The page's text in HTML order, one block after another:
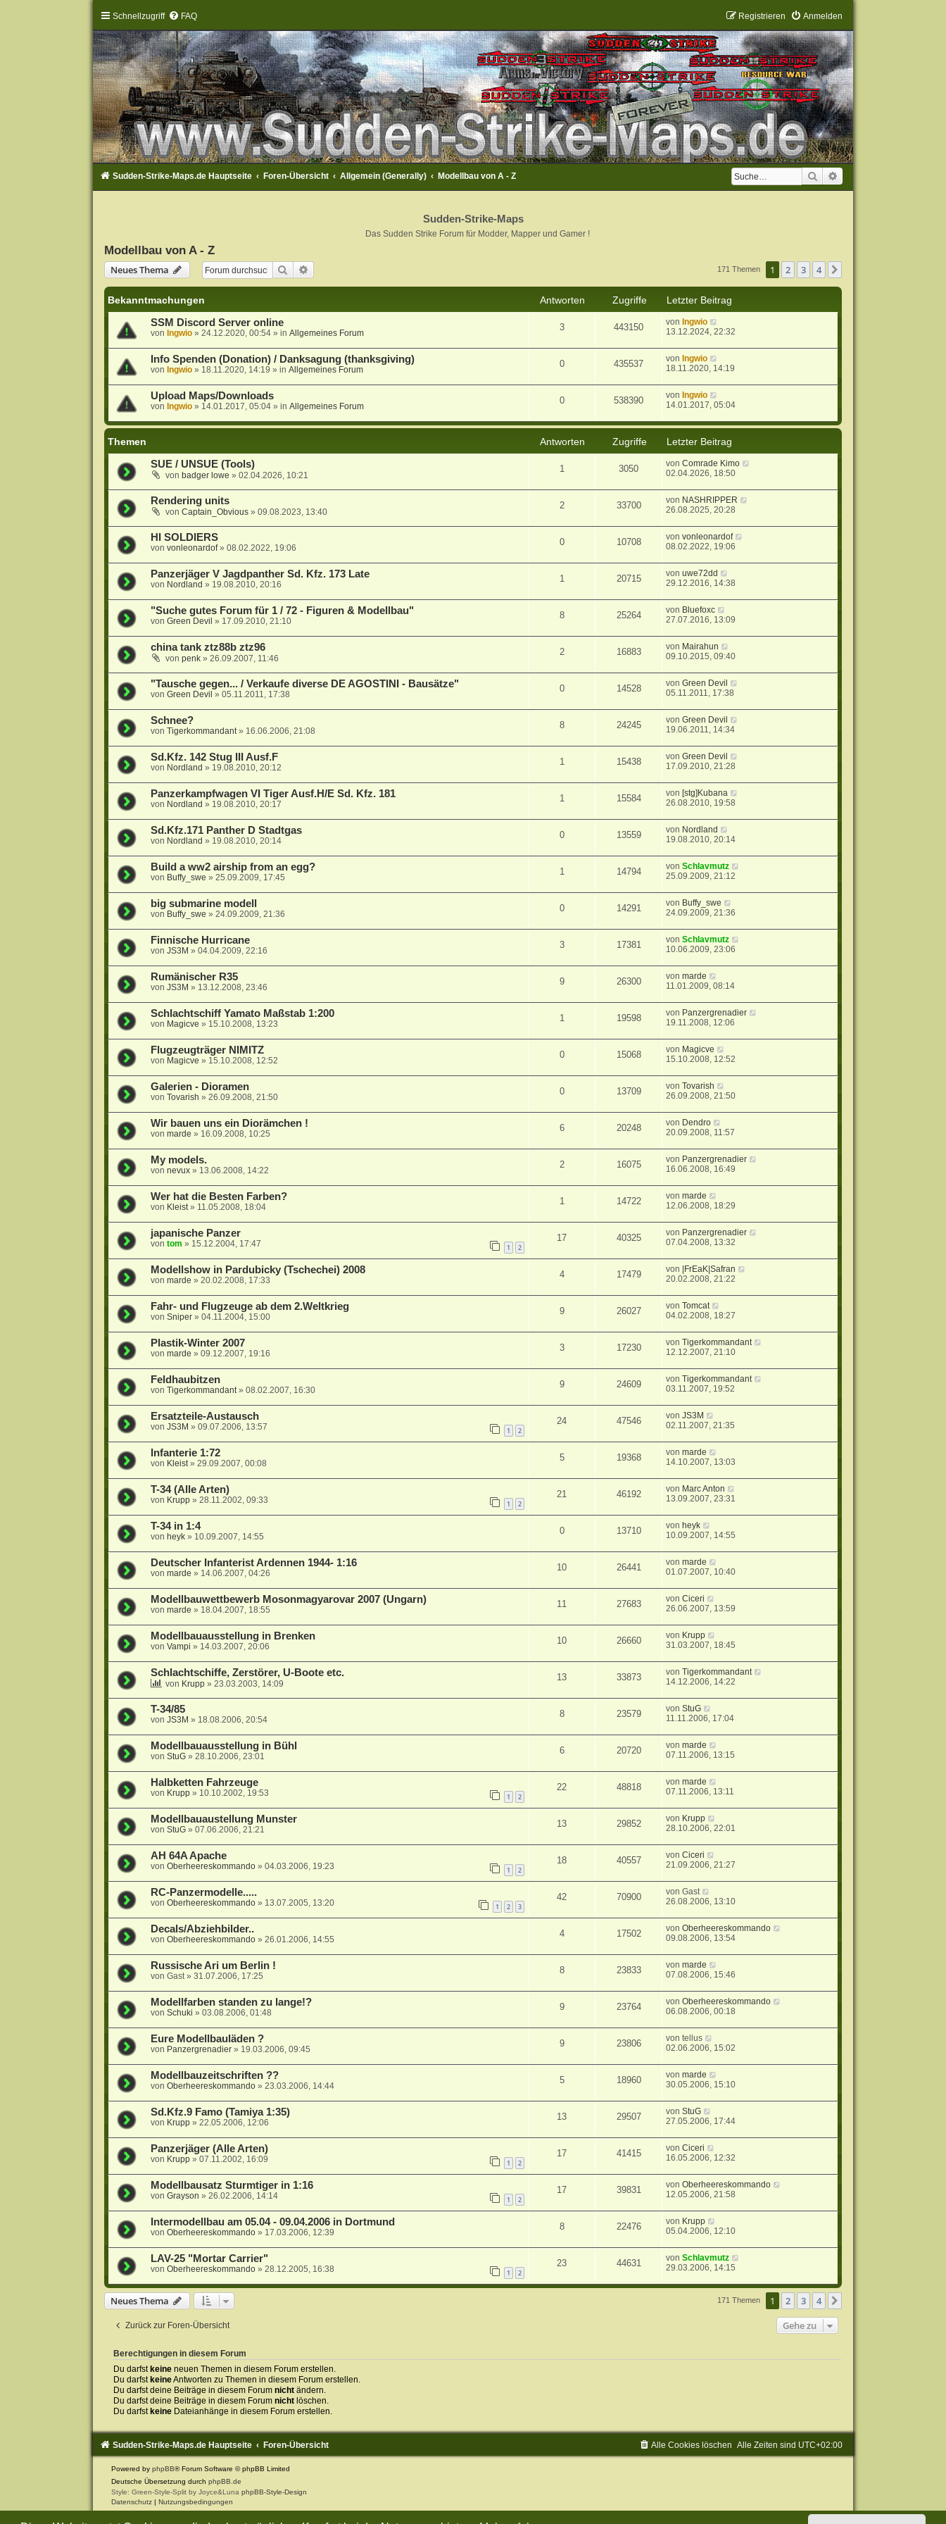
Schnellzugriff FAQ Anmelden
Registrieren
Suche
Sudden-Strike-Maps.de Hauptseite Foren-Übersicht Allgemein (Generally) Modellbau von A - Z
Sudden-Strike-Maps
Das Sudden Strike Forum für Modder, Mapper und Gamer !
Modellbau von A - Z
Neues Thema
Suche 171 Themen 1 2 3 4
Bekanntmachungen Antworten Zugriffe
Letzter Beitrag
SSM Discord Server online
von Ingwio» 24.12.2020, 00:54» in Allgemeines Forum
3 443150 von Ingwio
13.12.2024, 22:32
Info Spenden (Donation) / Danksagung (thanksgiving)
von Ingwio» 18.11.2020, 14:19 » in Allgemeines Forum
0 435537 von Ingwio
18.11.2020, 14:19
Upload Maps/Downloads
von Ingwio» 14.01.2017, 05:04» in Allgemeines Forum
0 538390 von Ingwio
14.01.2017, 05:04
Themen Antworten Zugriffe
Letzter Beitrag
SUE / UNSUE (Tools)
von badger lowe » 02.04.2026, 10:21
1 3050 vonComrade Kimo
02.04.2026, 18:50
Rendering units
von Captain_Obvious» 09.08.2023, 13:40
2 33700 von NASHRIPPER
26.08.2025, 20:28
HI SOLDIERS
von vonleonardof» 08.02.2022, 19:06
0 10708 vonvonleonardof
08.02.2022, 19:06
Panzerjäger V Jagdpanther Sd. Kfz. 173 Late
von Nordland » 19.08.2010, 20:16
1 20715 vonuwe72dd
29.12.2016, 14:38
"Suche gutes Forum für 1 / 72 - Figuren & Modellbau"
von Green Devil » 17.09.2010, 21:10
8 25264 von Bluefoxc
27.07.2016, 13:09
china tank ztz88b ztz96
von penk» 26.09.2007, 11:46
2 16883 von Mairahun
09.10.2015, 09:40
"Tausche gegen... / Verkaufe diverse DE AGOSTINI - Bausätze"
von Green Devil » 05.11.2011, 17:38
0 14528 vonGreen Devil
05.11.2011, 17:38
Schnee?
von Tigerkommandant» 16.06.2006, 21:08
8 24245 vonGreen Devil
19.06.2011, 14:34
Sd.Kfz. 142 Stug III Ausf.F
von Nordland » 19.08.2010, 20:12
1 15438 vonGreen Devil
17.09.2010, 21:28
Panzerkampfwagen VI Tiger Ausf.H/E Sd. Kfz. 181
von Nordland » 19.08.2010, 20:17
1 15584 von [stg]Kubana
26.08.2010, 19:58
Sd.Kfz.171 Panther D Stadtgas
von Nordland » 19.08.2010, 20:14
0 13559 von Nordland
19.08.2010, 20:14
Build a ww2 airship from an egg?
von Buffy_swe » 25.09.2009, 17:45
1 14794 vonSchlavmutz
25.09.2009, 21:12
big submarine modell
von Buffy_swe » 24.09.2009, 21:36
0 14291 von Buffy_swe
24.09.2009, 21:36
Finnische Hurricane
von JS3M » 04.04.2009, 22:16
3 17381 vonSchlavmutz
10.06.2009, 23:06
Rumänischer R35
von JS3M » 13.12.2008, 23:46
9 26300 vonmarde
11.01.2009, 08:14
Schlachtschiff Yamato Maßstab 1:200
von Magicve » 15.10.2008, 13:23
1 19598 von Panzergrenadier
19.11.2008, 12:06
Flugzeugträger NIMITZ
von Magicve » 15.10.2008, 12:52
0 15068 von Magicve
15.10.2008, 12:52
Galerien - Dioramen
von Tovarish » 26.09.2008, 21:50
0 13709 vonTovarish
26.09.2008, 21:50
Wir bauen uns ein Diorämchen !
von marde » 16.09.2008, 10:25
6 20248 von Dendro
20.09.2008, 11:57
My models.
von nevux» 13.06.2008, 14:22
2 16075 von Panzergrenadier
16.06.2008, 16:49
Wer hat die Besten Farben?
von Kleist» 11.05.2008, 18:04
1 14722 vonmarde
12.06.2008, 18:29
japanische Panzer
von tom » 15.12.2004, 17:47 1 2
17 40325 von Panzergrenadier
07.04.2008, 13:32
Modellshow in Pardubicky (Tschechei) 2008
von marde » 20.02.2008, 17:33
4 17479 von
|FrEaK|Safran
20.02.2008, 21:22
Fahr- und Flugzeuge ab dem 2.Weltkrieg
von Sniper» 04.11.2004, 15:00
9 26027 vonTomcat
04.02.2008, 18:27
Plastik-Winter 2007
von marde » 09.12.2007, 19:16
3 17230 vonTigerkommandant
12.12.2007, 21:10
Feldhaubitzen
von Tigerkommandant» 08.02.2007, 16:30
9 24609 vonTigerkommandant
03.11.2007, 19:52
Ersatzteile-Austausch
von JS3M » 09.07.2006, 13:57 1 2
24 47546 vonJS3M
02.11.2007, 21:35
Infanterie 1:72
von Kleist» 29.09.2007, 00:08
5 19368 vonmarde
14.10.2007, 13:03
T-34 (Alle Arten)
von Krupp» 28.11.2002, 09:33 1 2
21 46192 von Marc Anton
13.09.2007, 23:31
T-34 in 1:4
von heyk» 10.09.2007, 14:55
0 13710 von heyk
10.09.2007, 14:55
Deutscher Infanterist Ardennen 1944- 1:16
von marde » 14.06.2007, 04:26
10 26441 vonmarde
01.07.2007, 10:40
Modellbauwettbewerb Mosonmagyarovar 2007 (Ungarn)
von marde » 18.04.2007, 18:55
11 27683 vonCiceri
26.06.2007, 13:59
Modellbauausstellung in Brenken
von Vampi » 14.03.2007, 20:06
10 26660 von Krupp
31.03.2007, 18:45
Schlachtschiffe, Zerstörer, U-Boote etc.
von Krupp» 23.03.2003, 14:09
13 33873 vonTigerkommandant
14.12.2006, 14:22
T-34/85
von JS3M » 18.08.2006, 20:54
8 23579 vonStuG
11.11.2006, 17:04
Modellbauausstellung in Bühl
von StuG» 28.10.2006, 23:01
6 20720 vonmarde
07.11.2006, 13:15
Halbketten Fahrzeuge
von Krupp» 10.10.2002, 19:53 1 2
22 48818 vonmarde
07.11.2006, 13:11
Modellbauaustellung Munster
von StuG» 07.06.2006, 21:21
13 29852 von Krupp
28.10.2006, 22:01
AH 64A Apache
von Oberheereskommando» 04.03.2006, 19:23 1 2
18 40557 vonCiceri
21.09.2006, 21:27
RC-Panzermodelle.....
von Oberheereskommando» 13.07.2005, 13:20 1 2 3
42 70900 vonGast
26.08.2006, 13:10
Decals/Abziehbilder..
von Oberheereskommando» 26.01.2006, 14:55
4 17502 vonOberheereskommando
09.08.2006, 13:54
Russische Ari um Berlin !
von Gast» 31.07.2006, 17:25
8 23833 vonmarde
07.08.2006, 15:46
Modellfarben standen zu lange!?
von Schuki » 03.08.2006, 01:48
9 23764 vonOberheereskommando
06.08.2006, 00:18
Eure Modellbauläden ?
von Panzergrenadier» 19.03.2006, 09:45
9 23806 vontellus
02.06.2006, 15:02
Modellbauzeitschriften ??
von Oberheereskommando» 23.03.2006, 14:44
5 18960 vonmarde
30.05.2006, 15:10
Sd.Kfz.9 Famo (Tamiya 1:35)
von Krupp» 22.05.2006, 12:06
13 29507 vonStuG
27.05.2006, 17:44
Panzerjäger (Alle Arten)
von Krupp» 07.11.2002, 16:09 1 2
17 41415 vonCiceri
16.05.2006, 12:32
Modellbausatz Sturmtiger in 1:16
von Grayson » 26.02.2006, 14:14 1 2
17 39831 vonOberheereskommando
12.05.2006, 21:58
Intermodellbau am 05.04 - 09.04.2006 in Dortmund
von Oberheereskommando» 17.03.2006, 12:39
8 22476 von Krupp
05.04.2006, 12:10
LAV-25 "Mortar Carrier"
von Oberheereskommando» 28.12.2005, 16:38 1 2
23 44631 vonSchlavmutz
29.03.2006, 14:15
Neues Thema 171 Themen 1 2 3 4
Zurück zur Foren-Übersicht Gehe zu
Berechtigungen in diesem Forum
Du darfst keineneuen Themen in diesem Forum erstellen.
Du darfst keineAntworten zu Themen in diesem Forum erstellen.
Du darfst deine Beiträge in diesem Forum nichtändern.
Du darfst deine Beiträge in diesem Forum nichtlöschen.
Du darfst keineDateianhänge in diesem Forum erstellen.
Sudden-Strike-Maps.de Hauptseite Foren-Übersicht Alle Zeiten sind UTC+02:00
Alle Cookies löschen
Powered by phpBB® Forum Software © phpBB Limited
Deutsche Übersetzung durch phpBB.de
Style: Green-Style-Split by Joyce&Luna phpBB-Style-Design
Datenschutz | Nutzungsbedingungen